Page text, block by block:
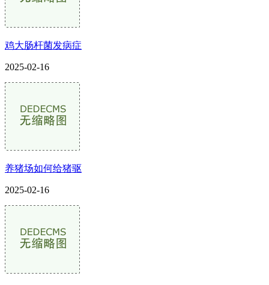
鸡大肠杆菌发病症
2025-02-16
养猪场如何给猪驱
2025-02-16